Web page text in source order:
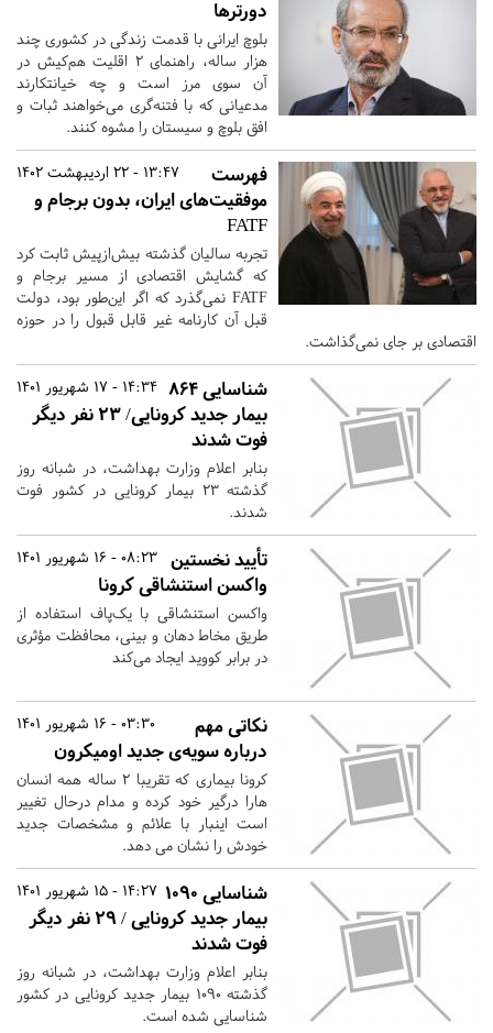
دورترها
بلوچ ایرانی با قدمت زندگی در کشوری چند
هزار ساله، راهنمای 2 اقلیت هم‌کیش در
آن‌ سوی مرز است و چه خیانتکارند
مدعیانی که با فتنه‌گری می‌خواهند ثبات و
افق بلوچ و سیستان را مشوه کنند.
13:47 - 22 اردیبهشت 1402
فهرست
موفقیت‌های ایران، بدون برجام و
FATF
تجربه سالیان گذشته بیش‌ازپیش ثابت کرد
که گشایش اقتصادی از مسیر برجام و
FATF نمی‌گذرد که اگر این‌طور بود، دولت
قبل آن کارنامه غیر قابل قبول را در حوزه
اقتصادی بر جای نمی‌گذاشت.
14:34 - 17 شهریور 1401 شناسایی ۸۶۴
بیمار جدید کرونایی/ ۲۳ نفر دیگر
فوت شدند
بنابر اعلام وزارت بهداشت، در شبانه روز
گذشته ۲۳ بیمار کرونایی در کشور فوت
شدند.
08:23 - 16 شهریور 1401
تأیید نخستین
واکسن استنشاقی کرونا
واکسن استنشاقی با یک‌پاف استفاده از
طریق مخاط دهان و بینی، محافظت مؤثری
در برابر کووید ایجاد می‌کند
03:30 - 16 شهریور 1401
نکاتی مهم
درباره سویه‌ی جدید اومیکرون
کرونا بیماری که تقریبا ۲ ساله همه انسان
هارا درگیر خود کرده و مدام درحال تغییر
است اینبار با علائم و مشخصات جدید
خودش را نشان می دهد.
14:27 - 15 شهریور 1401 شناسایی ۱۰۹۰
بیمار جدید کرونایی / ۲۹ نفر دیگر
فوت شدند
بنابر اعلام وزارت بهداشت، در شبانه روز
گذشته ۱۰۹۰ بیمار جدید کرونایی در کشور
شناسایی شده است.